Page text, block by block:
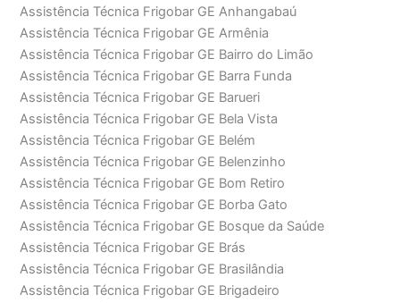
Assistência Técnica Frigobar GE Anhangabaú
Assistência Técnica Frigobar GE Armênia
Assistência Técnica Frigobar GE Bairro do Limão
Assistência Técnica Frigobar GE Barra Funda
Assistência Técnica Frigobar GE Barueri
Assistência Técnica Frigobar GE Bela Vista
Assistência Técnica Frigobar GE Belém
Assistência Técnica Frigobar GE Belenzinho
Assistência Técnica Frigobar GE Bom Retiro
Assistência Técnica Frigobar GE Borba Gato
Assistência Técnica Frigobar GE Bosque da Saúde
Assistência Técnica Frigobar GE Brás
Assistência Técnica Frigobar GE Brasilândia
Assistência Técnica Frigobar GE Brigadeiro